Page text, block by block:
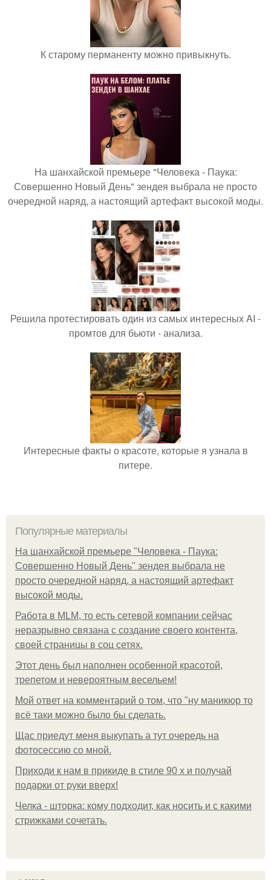
К старому перманенту можно привыкнуть.
На шанхайской премьере "Человека - Паука:
Совершенно Новый День" зендея выбрала не просто
очередной наряд, а настоящий артефакт высокой моды.
Решила протестировать один из самых интересных AI -
промтов для бьюти - анализа.
Интересные факты о красоте, которые я узнала в
питере.
Популярные материалы
На шанхайской премьере "Человека - Паука:
Совершенно Новый День" зендея выбрала не
просто очередной наряд, а настоящий артефакт
высокой моды.
Работа в MLM, то есть сетевой компании сейчас
неразрывно связана с создание своего контента,
своей страницы в соц сетях.
Этот день был наполнен особенной красотой,
трепетом и невероятным весельем!
Мой ответ на комментарий о том, что "ну маникюр то
всё таки можно было бы сделать.
Щас приедут меня выкупать а тут очередь на
фотосессию со мной.
Приходи к нам в прикиде в стиле 90 х и получай
подарки от руки вверх!
Челка - шторка: кому подходит, как носить и с какими
стрижками сочетать.